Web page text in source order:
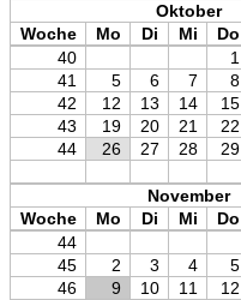
Oktober
Woche
Mo Di Mi Do
40
1
41
5 6 7 8
42
12 13 14 15
43
19 20 21 22
44
26 27 28 29
November
Woche
Mo Di Mi Do
44
45
2 3 4 5
46
9 10 11 12